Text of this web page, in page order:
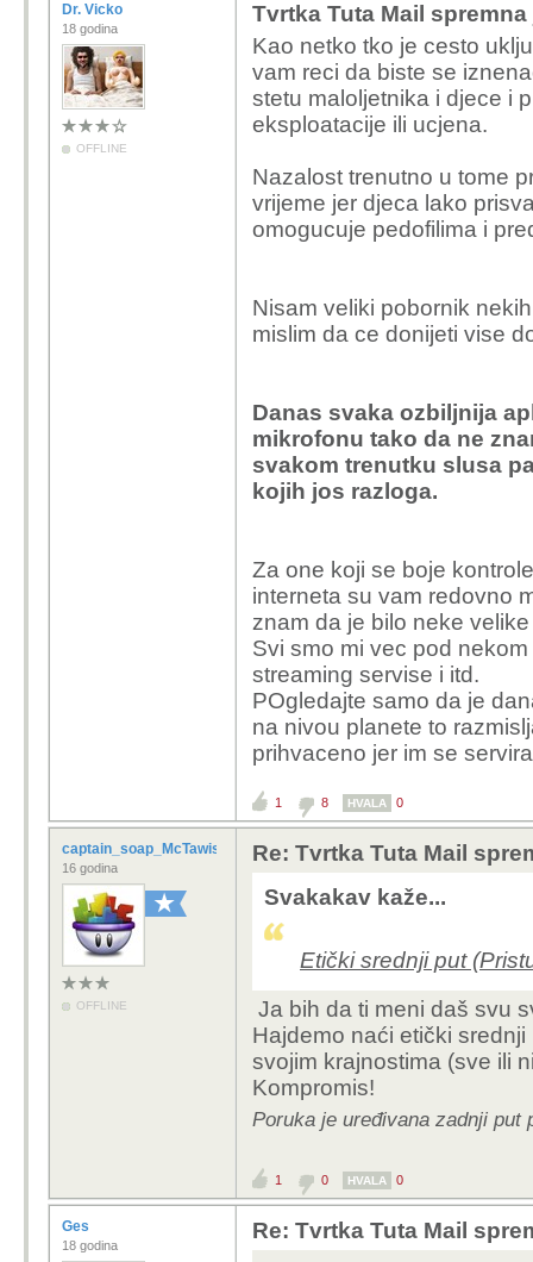
Dr. Vicko
18 godina
OFFLINE
Tvrtka Tuta Mail
Kao netko tko je cesto
vam reci da biste se
stetu maloljetnika i djece i
eksploatacije ili ucjena.
Nazalost trenutno u tome
vrijeme jer djeca lako
omogucuje pedofilima i
Nisam veliki pobornik
mislim da ce donijeti vise
Danas svaka ozbiljnija
mikrofonu tako da ne
svakom trenutku slusa
kojih jos razloga.
Za one koji se boje
interneta su vam redovno
znam da je bilo neke
Svi smo mi vec pod
streaming servise i itd.
POgledajte samo da je
na nivou planete to
prihvaceno jer im se
1 8 HVALA 0
captain_soap_McTawish
16 godina
OFFLINE
Re: Tvrtka Tuta Mail
Svakakav kaže...
Etički srednji put
Ja bih da ti meni daš svu
Hajdemo naći etički
svojim krajnostima (sve ili
Kompromis!
Poruka je uređivana zadnji put
1 0 HVALA 0
Ges
18 godina
Re: Tvrtka Tuta Mail